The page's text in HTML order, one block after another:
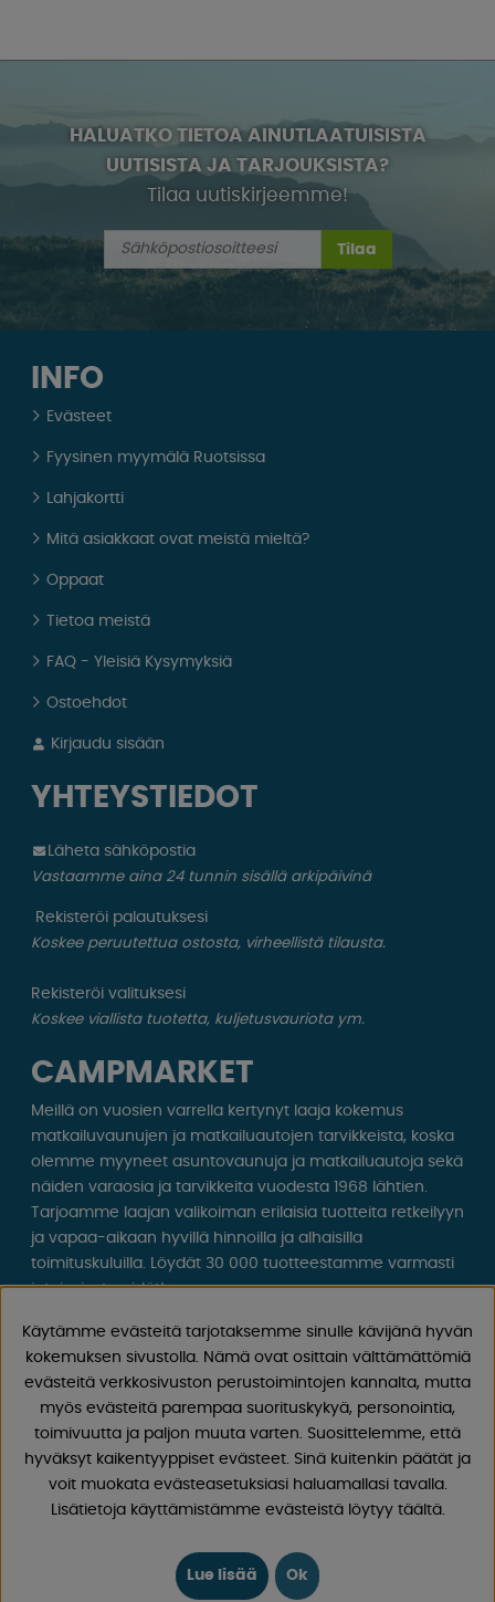
HALUATKO TIETOA AINUTLAATUISISTA
UUTISISTA JA TARJOUKSISTA?
Tilaa uutiskirjeemme!
Tilaa
INFO
Evästeet
Fyysinen myymälä Ruotsissa
Lahjakortti
Mitä asiakkaat ovat meistä mieltä?
Oppaat
Tietoa meistä
FAQ - Yleisiä Kysymyksiä
Ostoehdot
Kirjaudu sisään
YHTEYSTIEDOT
Läheta sähköpostia
Vastaamme aina 24 tunnin sisällä arkipäivinä
Rekisteröi palautuksesi
Koskee peruutettua ostosta, virheellistä tilausta.
Rekisteröi valituksesi
Koskee viallista tuotetta, kuljetusvauriota ym.
CAMPMARKET
Meillä on vuosien varrella kertynyt laaja kokemus
matkailuvaunujen ja matkailuautojen tarvikkeista, koska
olemme myyneet asuntovaunuja ja matkailuautoja sekä
näiden varaosia ja tarvikkeita vuodesta 1968 lähtien.
Tarjoamme laajan valikoiman erilaisia ​​tuotteita retkeilyyn
ja vapaa-aikaan hyvillä hinnoilla ja alhaisilla
toimituskuluilla. Löydät 30 000 tuotteestamme varmasti
jotain, josta pidät!
Seuraa meitä Facebookissa ja Instagramissa saadaksesi
inspiraatiota, uutisia ja ainutlaatuisia tarjouksia.
Leirintäelämä alkaa meiltä!
Käytämme evästeitä tarjotaksemme sinulle kävijänä hyvän
kokemuksen sivustolla. Nämä ovat osittain välttämättömiä
evästeitä verkkosivuston perustoimintojen kannalta, mutta
myös evästeitä parempaa suorituskykyä, personointia,
toimivuutta ja paljon muuta varten. Suosittelemme, että
hyväksyt kaikentyyppiset evästeet. Sinä kuitenkin päätät ja
voit muokata evästeasetuksiasi haluamallasi tavalla.
Lisätietoja käyttämistämme evästeistä löytyy täältä.
Lue lisää Ok